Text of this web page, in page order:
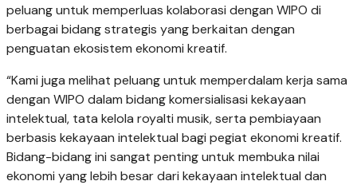
peluang untuk memperluas kolaborasi dengan WIPO di
berbagai bidang strategis yang berkaitan dengan
penguatan ekosistem ekonomi kreatif.
“Kami juga melihat peluang untuk memperdalam kerja sama
dengan WIPO dalam bidang komersialisasi kekayaan
intelektual, tata kelola royalti musik, serta pembiayaan
berbasis kekayaan intelektual bagi pegiat ekonomi kreatif.
Bidang-bidang ini sangat penting untuk membuka nilai
ekonomi yang lebih besar dari kekayaan intelektual dan